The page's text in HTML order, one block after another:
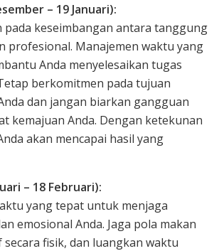
– 19 Januari):
pada keseimbangan antara tanggung
profesional. Manajemen waktu yang
Anda menyelesaikan tugas
berkomitmen pada tujuan
dan jangan biarkan gangguan
kemajuan Anda. Dengan ketekunan
akan mencapai hasil yang
– 18 Februari):
yang tepat untuk menjaga
emosional Anda. Jaga pola makan
fisik, dan luangkan waktu